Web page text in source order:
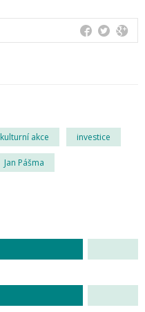
kulturní akce investice
Jan Pášma